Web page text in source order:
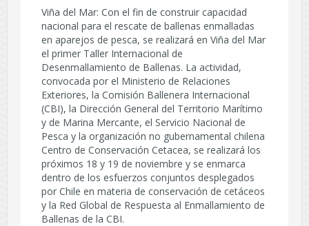
Viña del Mar: Con el fin de construir capacidad
nacional para el rescate de ballenas enmalladas
en aparejos de pesca, se realizará en Viña del Mar
el primer Taller Internacional de
Desenmallamiento de Ballenas. La actividad,
convocada por el Ministerio de Relaciones
Exteriores, la Comisión Ballenera Internacional
(CBI), la Dirección General del Territorio Marítimo
y de Marina Mercante, el Servicio Nacional de
Pesca y la organización no gubernamental chilena
Centro de Conservación Cetacea, se realizará los
próximos 18 y 19 de noviembre y se enmarca
dentro de los esfuerzos conjuntos desplegados
por Chile en materia de conservación de cetáceos
y la Red Global de Respuesta al Enmallamiento de
Ballenas de la CBI.